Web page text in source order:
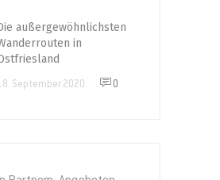
außergewöhnlichsten
in
September 2020 0